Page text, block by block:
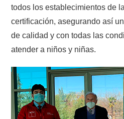
todos los establecimientos de
certificación, asegurando así
de calidad y con todas las
atender a niños y niñas.